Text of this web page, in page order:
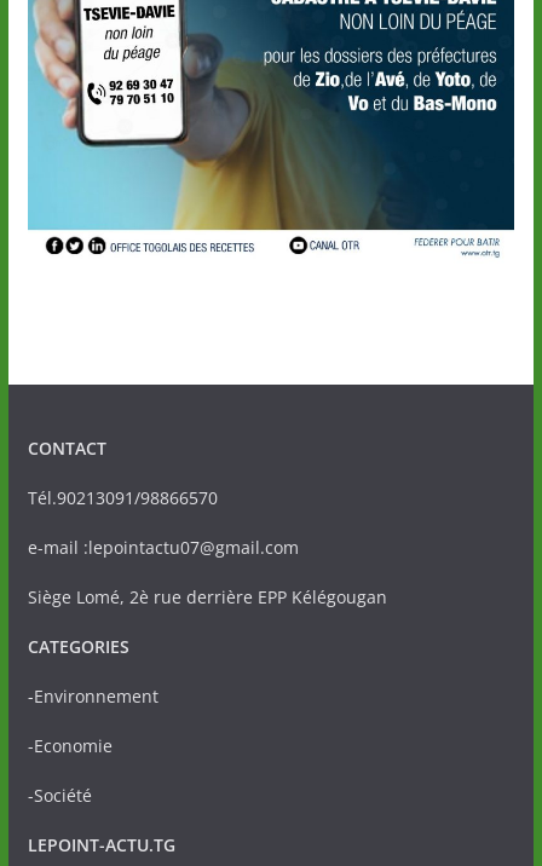
CONTACT
Tél.90213091/98866570
e-mail :lepointactu07@gmail.com
Siège Lomé, 2è rue derrière EPP Kélégougan
CATEGORIES
-Environnement
-Economie
-Société
LEPOINT-ACTU.TG